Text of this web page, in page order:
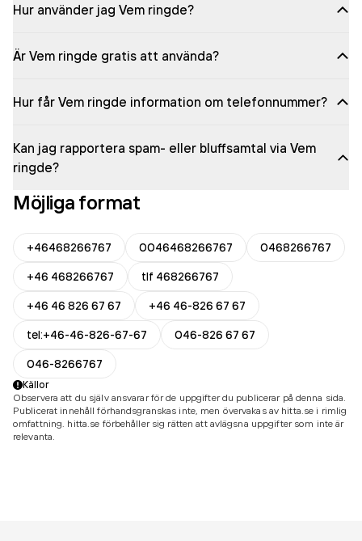
Hur använder jag Vem ringde?
Är Vem ringde gratis att använda?
Hur får Vem ringde information om telefonnummer?
Kan jag rapportera spam- eller bluffsamtal via Vem
ringde?
Möjliga format
+46468266767 0046468266767
0468266767
+46 468266767
tlf 468266767
+46 46 826 67 67
+46 46-826 67 67
tel:+46-46-826-67-67
046-826 67 67
046-8266767
Källor
Observera att du själv ansvarar för de uppgifter du publicerar på denna sida.
Publicerat innehåll förhandsgranskas inte, men övervakas av hitta.se i rimlig
omfattning. hitta.se förbehåller sig rätten att avlägsna uppgifter som inte är
relevanta.